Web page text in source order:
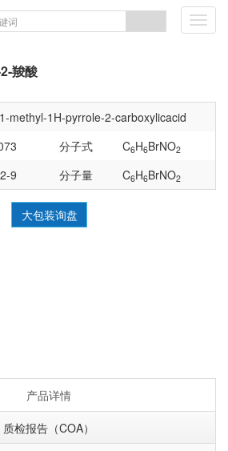
羧酸
methyl-1H-pyrrole-2-carboxylicacid
分子式 C6H6BrNO2
9 分子量 C6H6BrNO2
大包装询盘
产品详情
质检报告（COA）